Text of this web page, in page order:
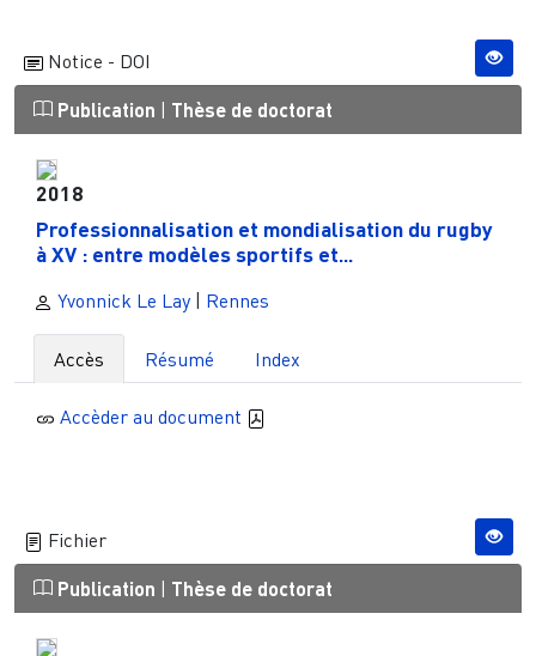
Notice - DOI
Publication | Thèse de doctorat
2018
Professionnalisation et mondialisation du rugby
à XV : entre modèles sportifs et...
Yvonnick Le Lay Rennes
Accès Résumé Index
Accèder au document
Fichier
Publication | Thèse de doctorat